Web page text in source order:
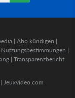
| Abo kündigen |
Nutzungsbestimmungen |
| Transparenzbericht
| Jeuxvideo.com